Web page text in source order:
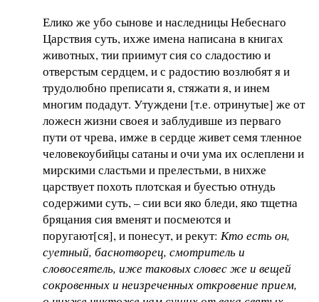
Елико же убо сынове и наследницы Небеснаго
Царствия суть, ихже имена написана в книгах
животных, тии приимут сия со сладостию и
отверстым сердцем, и с радостию возлюбят я и
трудолюбно преписати я, стяжати я, и инем
многим подадут. Утуждени [т.е. отринутые] же от
ложесн жизни своея и заблудивше из перваго
пути от чрева, имже в сердце живет семя тленное
человекоубийцы сатаны и очи ума их ослеплени и
мирскими сластьми и прелестьми, в нихже
царствует похоть плотская и буестью отнудь
содержими суть, – сии вси яко бледи, яко тщетна
бряцания сия вменят и посмеются и
поругают[ся], и понесут, и рекут: Кто есть он,
суетный, баснотворец, смотритель и
словосеятель, иже таковых словес же и вещей
сокровенных и неизреченных откровение прием,